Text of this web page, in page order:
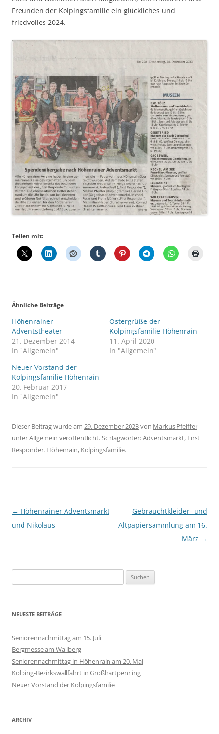
Freunden der Kolpingsfamilie ein glückliches und
friedvolles 2024.
Teilen mit:
Ähnliche Beiträge
Höhenrainer
Adventstheater
21. Dezember 2014
In "Allgemein"
Ostergrüße der
Kolpingsfamilie Höhenrain
11. April 2020
In "Allgemein"
Neuer Vorstand der
Kolpingsfamilie Höhenrain
20. Februar 2017
In "Allgemein"
Dieser Beitrag wurde am 29. Dezember 2023von Markus Pfeiffer
unterAllgemein veröffentlicht. Schlagwörter:Adventsmarkt, First
Responder, Höhenrain, Kolpingsfamilie.
Beitragsnavigation
← Höhenrainer Adventsmarkt
und Nikolaus
Gebrauchtkleider- und
Altpapiersammlung am 16.
März →
nach:
NEUESTE BEITRÄGE
Seniorennachmittag am 15. Juli
Bergmesse am Wallberg
Seniorennachmittag in Höhenrain am 20. Mai
Kolping-Bezirkswallfahrt in Großhartpenning
Neuer Vorstand der Kolpingsfamilie
ARCHIV